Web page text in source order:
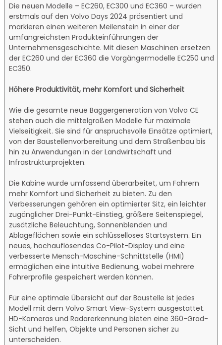
Die neuen Modelle – EC260, EC300 und EC360 – wurden
erstmals auf den Volvo Days 2024 präsentiert und
markieren einen weiteren Meilenstein in einer der
umfangreichsten Produkteinführungen der
Unternehmensgeschichte. Mit diesen Maschinen ersetzen
der EC260 und der EC360 die Vorgängermodelle EC250 und
EC350.
Höhere Produktivität, mehr Komfort und Sicherheit
Wie die gesamte neue Baggergeneration von Volvo CE
stehen auch die mittelgroßen Modelle für maximale
Vielseitigkeit. Sie sind für anspruchsvolle Einsätze optimiert,
von der Baustellenvorbereitung und dem Straßenbau bis
hin zu Anwendungen in der Landwirtschaft und
Infrastrukturprojekten.
Die Kabine wurde umfassend überarbeitet, um Fahrern
mehr Komfort und Sicherheit zu bieten. Zu den
Verbesserungen gehören ein optimierter Sitz, ein leichter
zugänglicher Drei-Punkt-Einstieg, größere Seitenspiegel,
zusätzliche Beleuchtung, Sonnenblenden und
Ablageflächen sowie ein schlüsselloses Startsystem. Ein
neues, hochauflösendes Co-Pilot-Display und eine
verbesserte Mensch-Maschine-Schnittstelle (HMI)
ermöglichen eine intuitive Bedienung, wobei mehrere
Fahrerprofile gespeichert werden können.
Für eine optimale Übersicht auf der Baustelle ist jedes
Modell mit dem Volvo Smart View-System ausgestattet.
HD-Kameras und Radarerkennung bieten eine 360-Grad-
Sicht und helfen, Objekte und Personen sicher zu
unterscheiden.